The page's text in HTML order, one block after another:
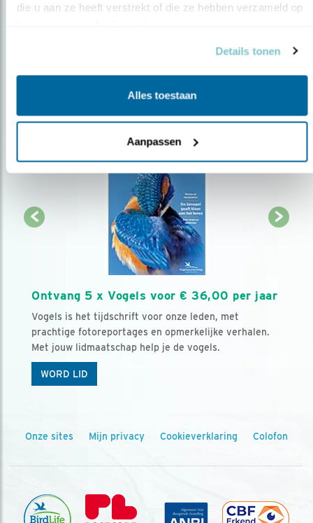
die u aan ze heeft verstrekt of die ze hebben verzameld op
Details tonen
Alles toestaan
Aanpassen
AANMELDEN VOGELNIEUWS
Ontvang 5 x Vogels voor € 36,00 per jaar
Vogels is het tijdschrift voor onze leden, met
prachtige fotoreportages en opmerkelijke verhalen.
Met jouw lidmaatschap help je de vogels.
WORD LID
Onze sites Mijn privacy Cookieverklaring Colofon